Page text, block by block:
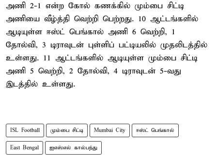
அணி 2-1 என்ற கோல் கணக்கில் மும்பை சிட்டி
அணியை வீழ்த்தி வெற்றி பெற்றது. 10 ஆட்டங்களில்
ஆடியுள்ள ஈஸ்ட் பெங்கால் அணி 6 வெற்றி, 1
தோல்வி, 3 டிராவுடன் புள்ளிப் பட்டியலில் முதலிடத்தில்
உள்ளது. 11 ஆட்டங்களில் ஆடியுள்ள மும்பை சிட்டி
அணி 5 வெற்றி, 2 தோல்வி, 4 டிராவுடன் 5-வது
இடத்தில் உள்ளது.
ISL Football மும்பை சிட்டி Mumbai City ஈஸ்ட் பெங்கால்
East Bengal ஐஎஸ்எல் கால்பந்து